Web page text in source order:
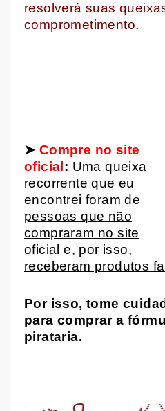
resolverá suas
comprometimento.
➤ Compre no site
oficial : Uma queixa
recorrente que eu
encontrei foram de
pessoas que não
compraram no site
oficial e, por isso,
receberam produtos
Por isso, tome
para comprar a
pirataria.